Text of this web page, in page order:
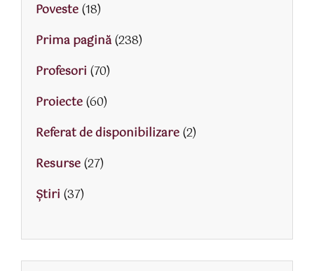
Poveste(18)
Prima pagină(238)
Profesori (70)
Proiecte(60)
Referat de disponibilizare(2)
Resurse(27)
Știri (37)